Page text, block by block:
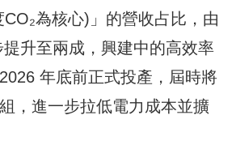
為核心)」的營收占比，由
升至兩成，興建中的高效率
年底前正式投產，屆時將
，進一步拉低電力成本並擴